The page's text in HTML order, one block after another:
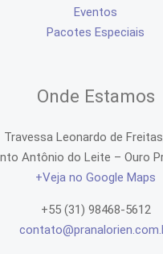
Eventos
Pacotes Especiais
Onde Estamos
Travessa Leonardo de
Antônio do Leite – Ouro
+Veja no Google Maps
+55 (31) 98468-5612